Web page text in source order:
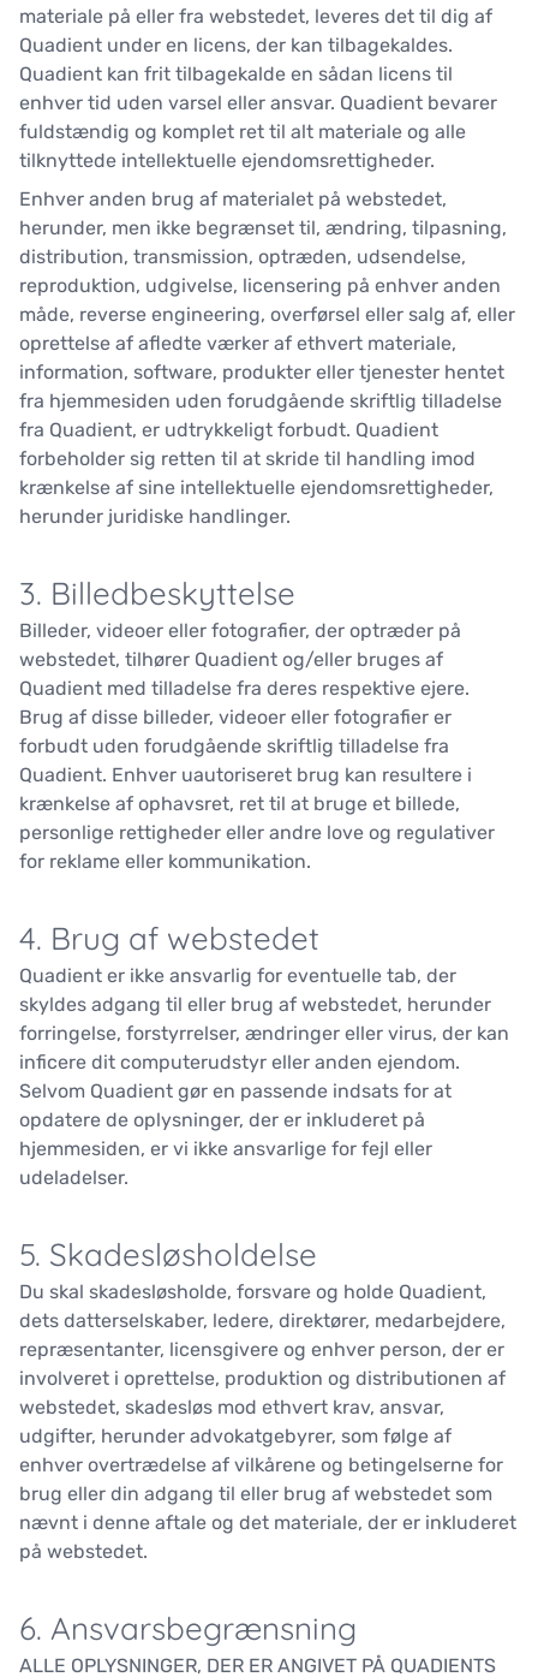
materiale på eller fra webstedet, leveres det til dig af
Quadient under en licens, der kan tilbagekaldes.
Quadient kan frit tilbagekalde en sådan licens til
enhver tid uden varsel eller ansvar. Quadient bevarer
fuldstændig og komplet ret til alt materiale og alle
tilknyttede intellektuelle ejendomsrettigheder.
Enhver anden brug af materialet på webstedet,
herunder, men ikke begrænset til, ændring, tilpasning,
distribution, transmission, optræden, udsendelse,
reproduktion, udgivelse, licensering på enhver anden
måde, reverse engineering, overførsel eller salg af, eller
oprettelse af afledte værker af ethvert materiale,
information, software, produkter eller tjenester hentet
fra hjemmesiden uden forudgående skriftlig tilladelse
fra Quadient, er udtrykkeligt forbudt. Quadient
forbeholder sig retten til at skride til handling imod
krænkelse af sine intellektuelle ejendomsrettigheder,
herunder juridiske handlinger.
3. Billedbeskyttelse
Billeder, videoer eller fotografier, der optræder på
webstedet, tilhører Quadient og/eller bruges af
Quadient med tilladelse fra deres respektive ejere.
Brug af disse billeder, videoer eller fotografier er
forbudt uden forudgående skriftlig tilladelse fra
Quadient. Enhver uautoriseret brug kan resultere i
krænkelse af ophavsret, ret til at bruge et billede,
personlige rettigheder eller andre love og regulativer
for reklame eller kommunikation.
4. Brug af webstedet
Quadient er ikke ansvarlig for eventuelle tab, der
skyldes adgang til eller brug af webstedet, herunder
forringelse, forstyrrelser, ændringer eller virus, der kan
inficere dit computerudstyr eller anden ejendom.
Selvom Quadient gør en passende indsats for at
opdatere de oplysninger, der er inkluderet på
hjemmesiden, er vi ikke ansvarlige for fejl eller
udeladelser.
5. Skadesløsholdelse
Du skal skadesløsholde, forsvare og holde Quadient,
dets datterselskaber, ledere, direktører, medarbejdere,
repræsentanter, licensgivere og enhver person, der er
involveret i oprettelse, produktion og distributionen af
webstedet, skadesløs mod ethvert krav, ansvar,
udgifter, herunder advokatgebyrer, som følge af
enhver overtrædelse af vilkårene og betingelserne for
brug eller din adgang til eller brug af webstedet som
nævnt i denne aftale og det materiale, der er inkluderet
på webstedet.
6. Ansvarsbegrænsning
ALLE OPLYSNINGER, DER ER ANGIVET PÅ QUADIENTS